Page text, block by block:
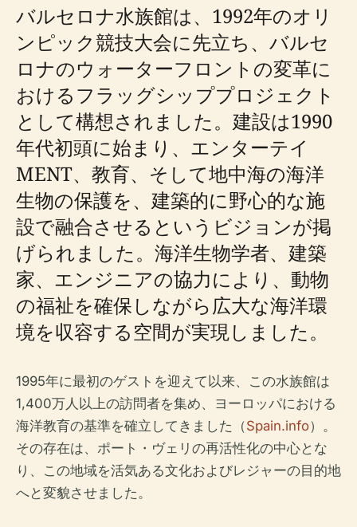
バルセロナ水族館は、1992年のオリ
ンピック競技大会に先立ち、バルセ
ロナのウォーターフロントの変革に
おけるフラッグシッププロジェクト
として構想されました。建設は1990
年代初頭に始まり、エンターテイ
MENT、教育、そして地中海の海洋
生物の保護を、建築的に野心的な施
設で融合させるというビジョンが掲
げられました。海洋生物学者、建築
家、エンジニアの協力により、動物
の福祉を確保しながら広大な海洋環
境を収容する空間が実現しました。
1995年に最初のゲストを迎えて以来、この水族館は
1,400万人以上の訪問者を集め、ヨーロッパにおける
海洋教育の基準を確立してきました（Spain.info）。
その存在は、ポート・ヴェリの再活性化の中心とな
り、この地域を活気ある文化およびレジャーの目的地
へと変貌させました。